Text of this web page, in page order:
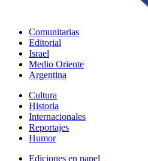
Comunitarias
Editorial
Israel
Medio Oriente
Argentina
Cultura
Historia
Internacionales
Reportajes
Humor
Ediciones en papel